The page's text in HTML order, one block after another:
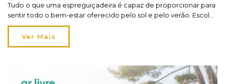
Tudo o que uma espreguiçadeira é capaz de proporcionar para
sentir todo o bem-estar oferecido pelo sol e pelo verão. Escolha
a sua na coleção Ar livre Hespéride® 2020. Saiba mais no blog.
Ver Mais